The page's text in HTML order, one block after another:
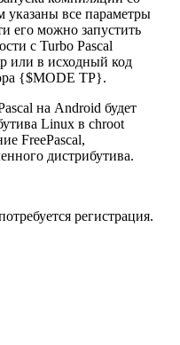
указаны все параметры
его можно запустить
с Turbo Pascal
или в исходный код
{$MODE TP}.
на Android будет
Linux в chroot
FreePascal,
дистрибутива.
регистрация.